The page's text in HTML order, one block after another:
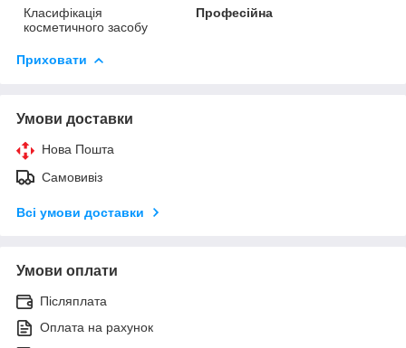
Класифікація
косметичного засобу
Професійна
Приховати
Умови доставки
Нова Пошта
Самовивіз
Всі умови доставки
Умови оплати
Післяплата
Оплата на рахунок